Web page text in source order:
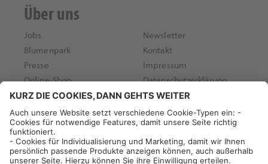
Über uns
Jobs
Blumenpark
Presse
Online-Shop
Newsletter
Kontakt
Impressum
Datenschutzerklärung
Dehner Unternehmen
Donauwörther Straße 3-5
86641 Rain